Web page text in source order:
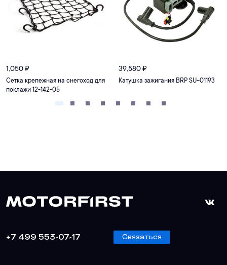
1,050₽
Сетка крепежная на снегоход для
поклажи 12-142-05
39,580₽
Катушка зажигания BRP SU-01193
+7 499 553-07-17 Связаться